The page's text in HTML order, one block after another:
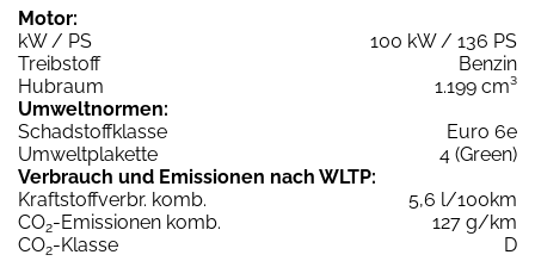
Motor:
kW / PS
100 kW / 136 PS
Treibstoff
Benzin
Hubraum
1.199 cm³
Umweltnormen:
Schadstoffklasse
Euro 6e
Umweltplakette
4 (Green)
Verbrauch und Emissionen nach WLTP:
Kraftstoffverbr. komb.
5,6 l/100km
CO2-Emissionen komb.
127 g/km
CO2-Klasse
D